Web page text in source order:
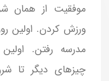
موفقیت از همان
ورزش کردن. اولین
مدرسه رفتن.
چیز‌های دیگر تا